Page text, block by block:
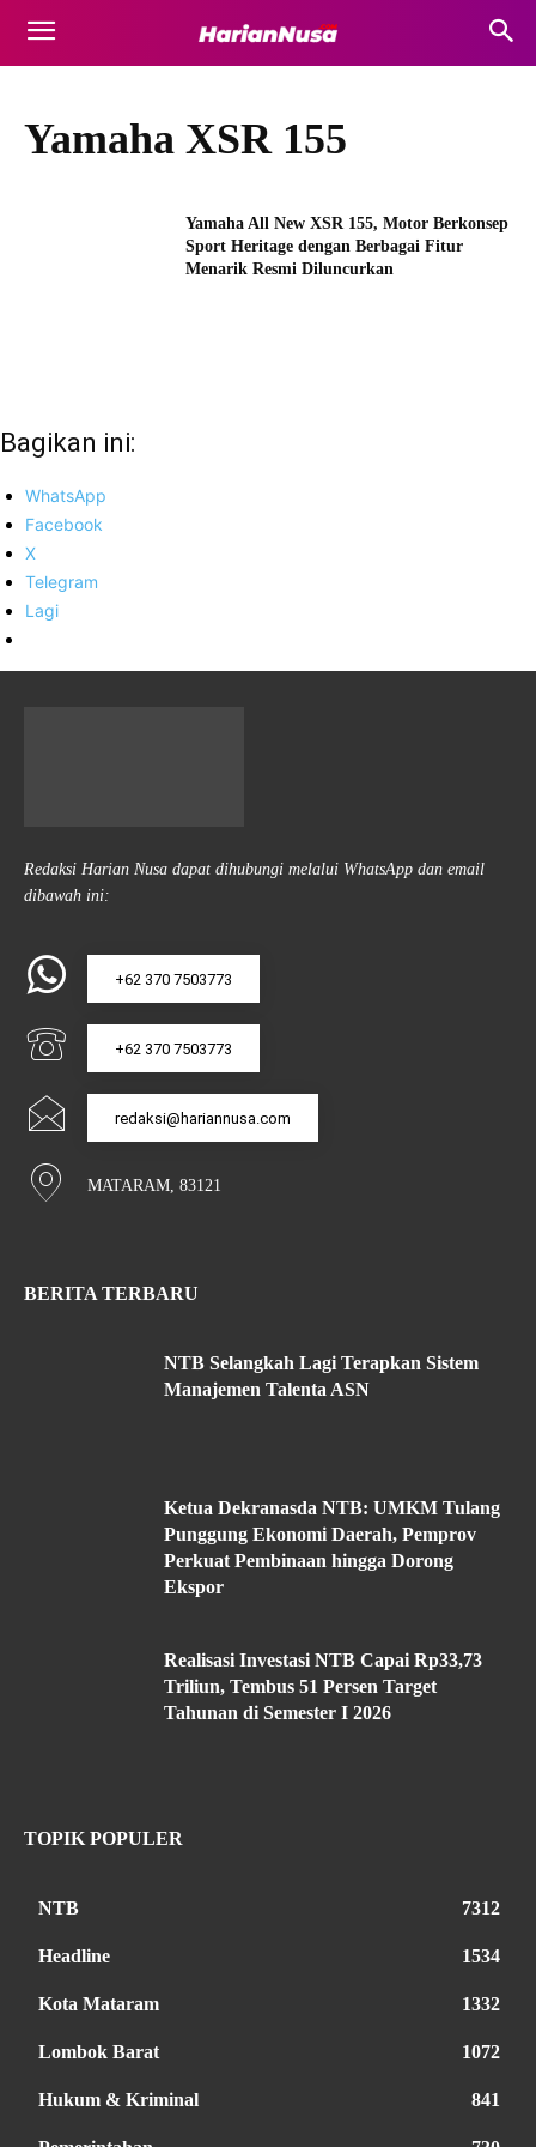
Yamaha XSR 155
Yamaha All New XSR 155, Motor Berkonsep
Sport Heritage dengan Berbagai Fitur
Menarik Resmi Diluncurkan
Bagikan ini:
WhatsApp
Facebook
X
Telegram
Lagi
Redaksi Harian Nusa dapat dihubungi melalui WhatsApp dan email
dibawah ini:
+62 370 7503773
+62 370 7503773
redaksi@hariannusa.com
MATARAM, 83121
BERITA TERBARU
NTB Selangkah Lagi Terapkan Sistem
Manajemen Talenta ASN
Ketua Dekranasda NTB: UMKM Tulang
Punggung Ekonomi Daerah, Pemprov
Perkuat Pembinaan hingga Dorong
Ekspor
Realisasi Investasi NTB Capai Rp33,73
Triliun, Tembus 51 Persen Target
Tahunan di Semester I 2026
TOPIK POPULER
NTB 7312
Headline 1534
Kota Mataram 1332
Lombok Barat 1072
Hukum & Kriminal 841